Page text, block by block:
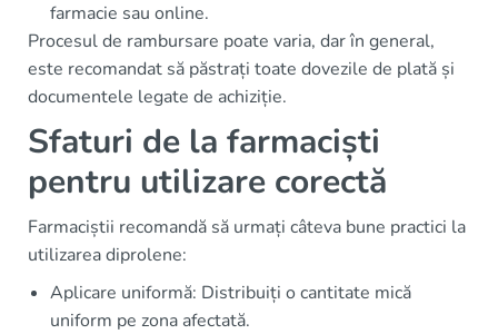
farmacie sau online.
Procesul de rambursare poate varia, dar în general,
este recomandat să păstrați toate dovezile de plată și
documentele legate de achiziție.
Sfaturi de la farmaciști
pentru utilizare corectă
Farmaciștii recomandă să urmați câteva bune practici la
utilizarea diprolene:
Aplicare uniformă: Distribuiți o cantitate mică
uniform pe zona afectată.